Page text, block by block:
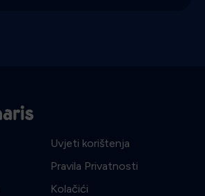
Uvjeti korištenja
Pravila Privatnosti
Kolačići